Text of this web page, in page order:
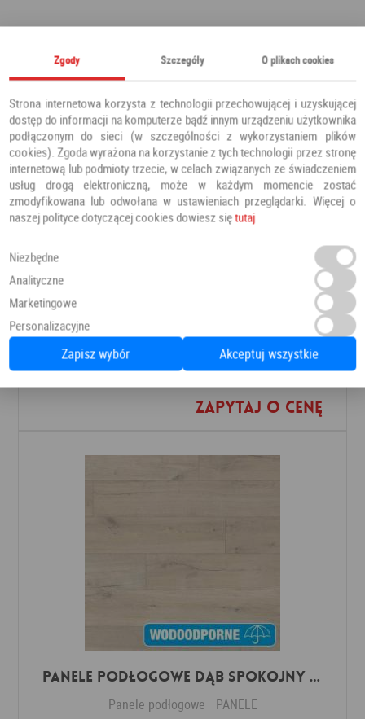
Polecamy również
Panele Podłogowe Dab Patynowy Klasyczny Szary IMU3560 AC5 12 mm
Panele podłogowe PANELE
Zapytaj o cenę
Dodaj do ulubionych
Panele Podłogowe Dąb Spokojny Jasny IMU1854 AC5 12 mm
Panele podłogowe PANELE
Zgody Szczegóły O plikach cookies
Strona internetowa korzysta z technologii przechowującej i uzyskującej
dostęp do informacji na komputerze bądź innym urządzeniu użytkownika
podłączonym do sieci (w szczególności z wykorzystaniem plików
cookies). Zgoda wyrażona na korzystanie z tych technologii przez stronę
internetową lub podmioty trzecie, w celach związanych ze świadczeniem
usług drogą elektroniczną, może w każdym momencie zostać
zmodyfikowana lub odwołana w ustawieniach przeglądarki. Więcej o
naszej polityce dotyczącej cookies dowiesz siętutaj
Niezbędne
Analityczne
Marketingowe
Personalizacyjne
Zapisz wybór Akceptuj wszystkie